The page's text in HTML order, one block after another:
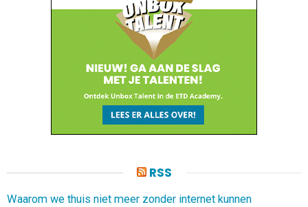
RSS
Waarom we thuis niet meer zonder internet kunnen